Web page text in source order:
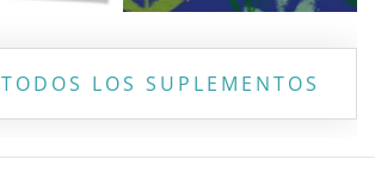
TODOS LOS SUPLEMENTOS